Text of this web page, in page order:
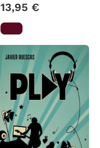
13,95 €